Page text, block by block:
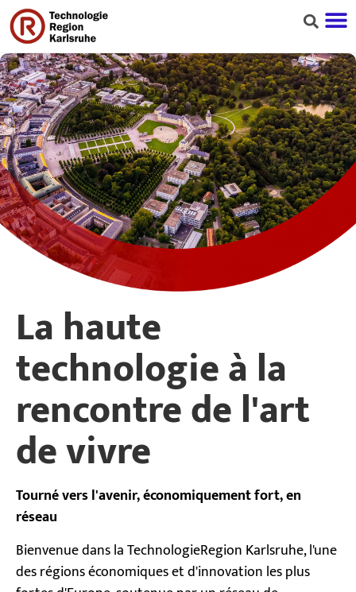
La haute
technologie à la
rencontre de l'art
de vivre
Tourné vers l'avenir, économiquement fort, en
réseau
Bienvenue dans la TechnologieRegion Karlsruhe, l'une
des régions économiques et d'innovation les plus